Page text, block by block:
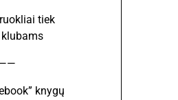
tiek
knygų